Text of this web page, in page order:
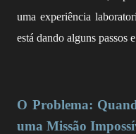
uma experiência
está dando alguns passos
O Problema:
uma Missão